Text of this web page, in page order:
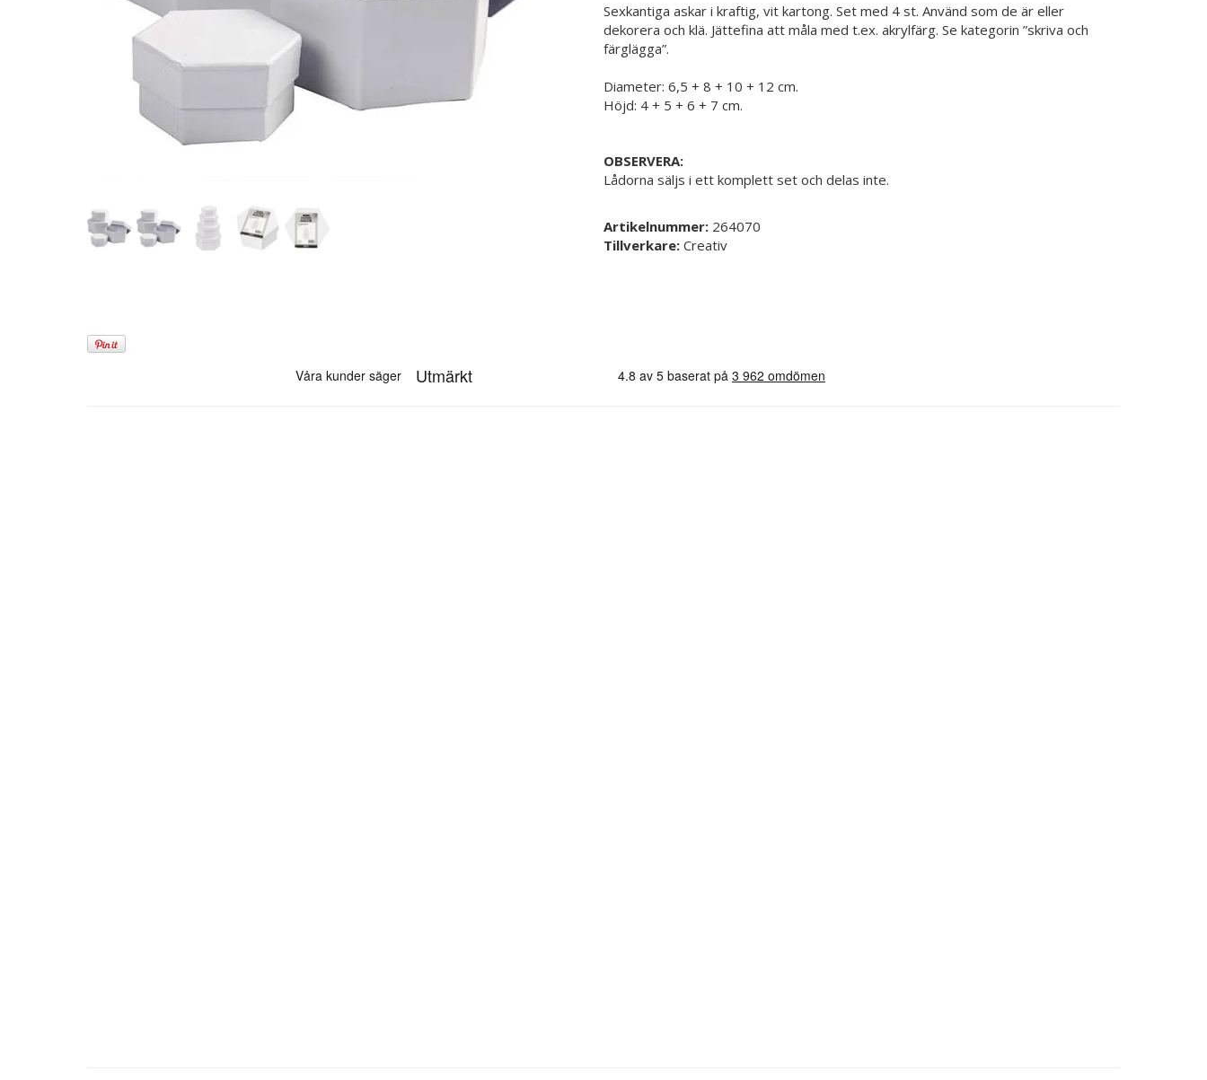
Sexkantiga askar i kraftig, vit kartong. Set med 4 st. Använd som de är eller
dekorera och klä. Jättefina att måla med t.ex. akrylfärg. Se kategorin ”skriva och
färglägga”.
Diameter: 6,5 + 8 + 10 + 12 cm.
Höjd: 4 + 5 + 6 + 7 cm.
OBSERVERA:
Lådorna säljs i ett komplett set och delas inte.
Artikelnummer: 264070
Tillverkare: Creativ